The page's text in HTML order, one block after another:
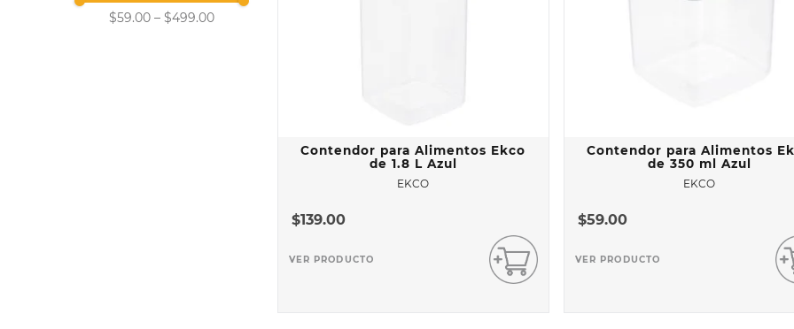
$59.00 – $499.00
Contendor para Alimentos Ekco
de 1.8 L Azul
EKCO
$139.00
VER PRODUCTO
Contendor para Alimentos
de 350 ml Azul
EKCO
$59.00
VER PRODUCTO